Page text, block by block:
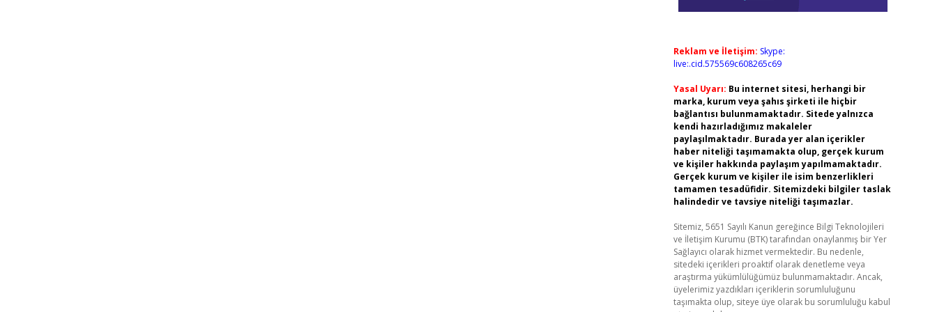
Reklam ve İletişim: Skype:
live:.cid.575569c608265c69
Yasal Uyarı: Bu internet sitesi, herhangi bir
marka, kurum veya şahıs şirketi ile hiçbir
bağlantısı bulunmamaktadır. Sitede yalnızca
kendi hazırladığımız makaleler
paylaşılmaktadır. Burada yer alan içerikler
haber niteliği taşımamakta olup, gerçek kurum
ve kişiler hakkında paylaşım yapılmamaktadır.
Gerçek kurum ve kişiler ile isim benzerlikleri
tamamen tesadüfidir. Sitemizdeki bilgiler taslak
halindedir ve tavsiye niteliği taşımazlar.
Sitemiz, 5651 Sayılı Kanun gereğince Bilgi Teknolojileri
ve İletişim Kurumu (BTK) tarafından onaylanmış bir Yer
Sağlayıcı olarak hizmet vermektedir. Bu nedenle,
sitedeki içerikleri proaktif olarak denetleme veya
araştırma yükümlülüğümüz bulunmamaktadır. Ancak,
üyelerimiz yazdıkları içeriklerin sorumluluğunu
taşımakta olup, siteye üye olarak bu sorumluluğu kabul